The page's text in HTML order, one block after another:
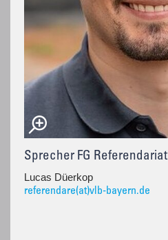
Sprecher FG Referendariat
Lucas Düerkop
referendare(at)vlb-bayern.de